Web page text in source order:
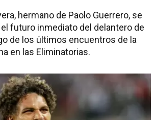
hermano de Paolo Guerrero, se
futuro inmediato del delantero de
de los últimos encuentros de la
en las Eliminatorias.